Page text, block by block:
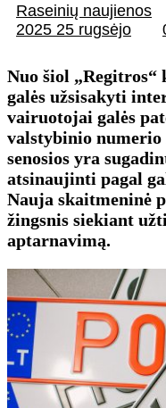
Raseinių naujienos
2025 25 rugsėjo
Nuo šiol „Regitros“
galės užsisakyti
vairuotojai galės
valstybinio numerio
senosios yra
atsinaujinti pagal
Nauja skaitmeninė
žingsnis siekiant
aptarnavimą.